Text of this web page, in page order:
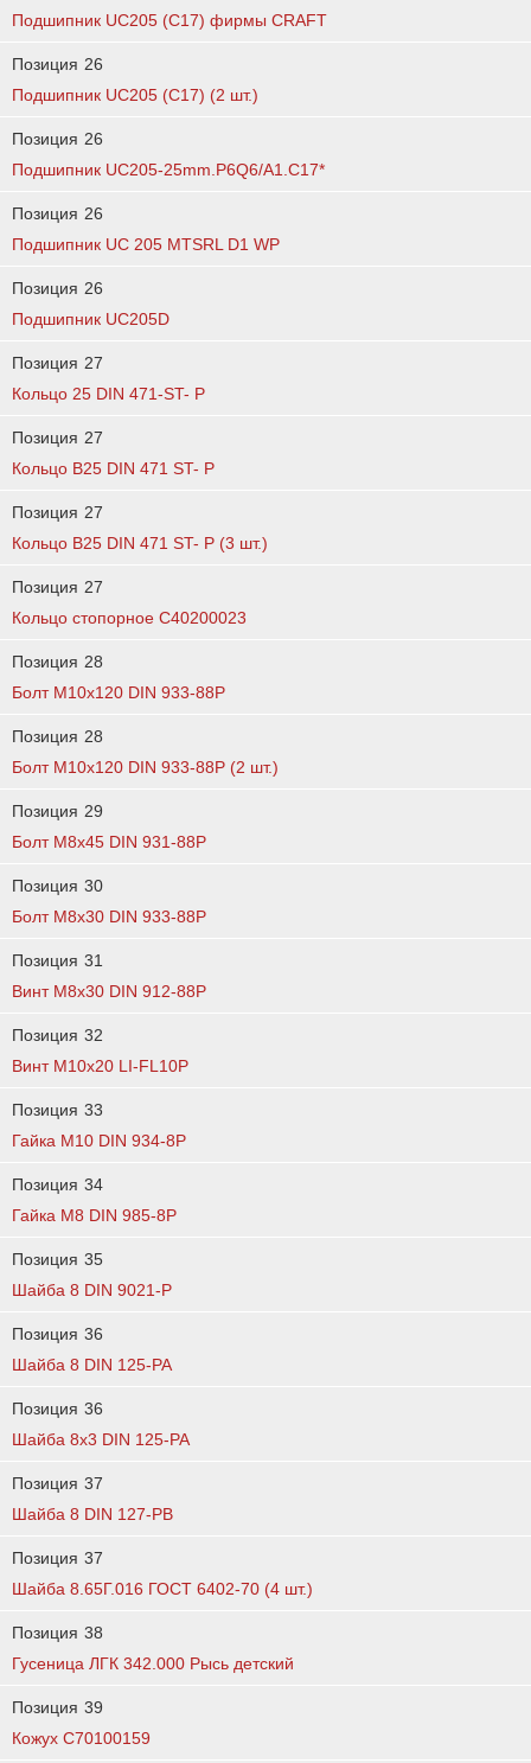
Подшипник UC205 (C17) фирмы CRAFT
Позиция 26
Подшипник UC205 (C17) (2 шт.)
Позиция 26
Подшипник UС205-25mm.Р6Q6/А1.С17*
Позиция 26
Подшипник UC 205 MTSRL D1 WP
Позиция 26
Подшипник UC205D
Позиция 27
Кольцо 25 DIN 471-ST- P
Позиция 27
Кольцо B25 DIN 471 ST- P
Позиция 27
Кольцо B25 DIN 471 ST- P (3 шт.)
Позиция 27
Кольцо стопорное C40200023
Позиция 28
Болт М10х120 DIN 933-88P
Позиция 28
Болт M10x120 DIN 933-88P (2 шт.)
Позиция 29
Болт М8х45 DIN 931-88P
Позиция 30
Болт М8х30 DIN 933-88P
Позиция 31
Винт М8х30 DIN 912-88P
Позиция 32
Винт М10х20 LI-FL10P
Позиция 33
Гайка М10 DIN 934-8Р
Позиция 34
Гайка М8 DIN 985-8P
Позиция 35
Шайба 8 DIN 9021-P
Позиция 36
Шайба 8 DIN 125-PA
Позиция 36
Шайба 8x3 DIN 125-PA
Позиция 37
Шайба 8 DIN 127-PB
Позиция 37
Шайба 8.65Г.016 ГОСТ 6402-70 (4 шт.)
Позиция 38
Гусеница ЛГК 342.000 Рысь детский
Позиция 39
Кожух C70100159